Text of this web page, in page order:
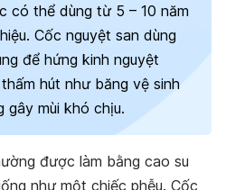
có thể dùng từ 5 – 10 năm
Cốc nguyệt san dùng
để hứng kinh nguyệt
hút như băng vệ sinh
gây mùi khó chịu.
được làm bằng cao su
như một chiếc phễu. Cốc